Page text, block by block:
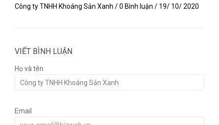
Công ty TNHH Khoáng Sản Xanh / 0 Bình luận / 19/ 10/ 2020
VIẾT BÌNH LUẬN
Họ và tên
Email